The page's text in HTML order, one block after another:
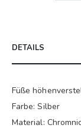
DETAILS
Füße
Farbe: Silber
Material: